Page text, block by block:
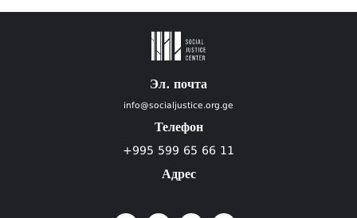
Эл. почта
info@socialjustice.org.ge
Телефон
+995 599 65 66 11
Адрес